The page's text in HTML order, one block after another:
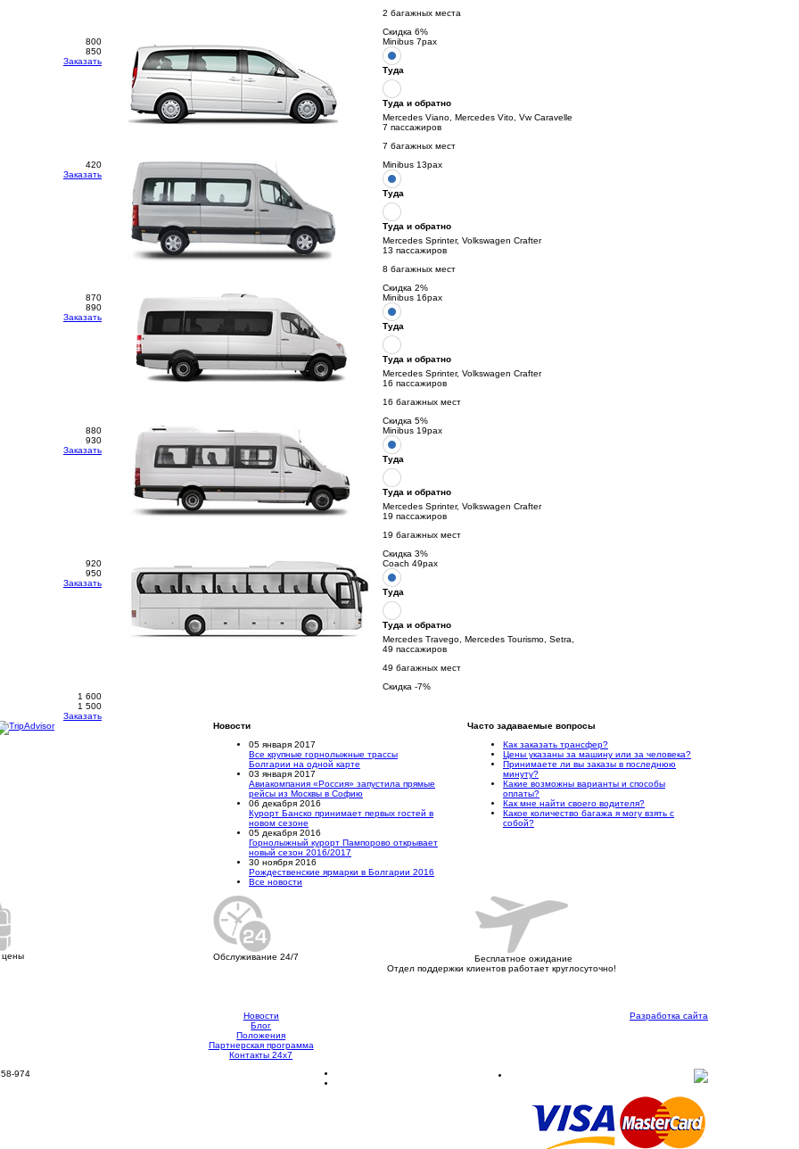
2 багажных места
Скидка 6%
800
850
Заказать
Minibus 7pax
Туда
Туда и обратно
Mercedes Viano, Mercedes Vito, Vw Caravelle
7 пассажиров
7 багажных мест
420
Заказать
Minibus 13pax
Туда
Туда и обратно
Mercedes Sprinter, Volkswagen Crafter
13 пассажиров
8 багажных мест
Скидка 2%
870
890
Заказать
Minibus 16pax
Туда
Туда и обратно
Mercedes Sprinter, Volkswagen Crafter
16 пассажиров
16 багажных мест
Скидка 5%
880
930
Заказать
Minibus 19pax
Туда
Туда и обратно
Mercedes Sprinter, Volkswagen Crafter
19 пассажиров
19 багажных мест
Скидка 3%
920
950
Заказать
Coach 49pax
Туда
Туда и обратно
Mercedes Travego, Mercedes Tourismo, Setra,
49 пассажиров
49 багажных мест
Скидка -7%
1 600
1 500
Заказать
Новости
05 января 2017
Все крупные горнолыжные трассы
Болгарии на одной карте
03 января 2017
Авиакомпания «Россия» запустила прямые
рейсы из Москвы в Софию
06 декабря 2016
Курорт Банско принимает первых гостей в
новом сезоне
05 декабря 2016
Горнолыжный курорт Пампорово открывает
новый сезон 2016/2017
30 ноября 2016
Рождественские ярмарки в Болгарии 2016
Все новости
Часто задаваемые вопросы
Как заказать трансфер?
Цены указаны за машину или за человека?
Принимаете ли вы заказы в последнюю
минуту?
Какие возможны варианты и способы
оплаты?
Как мне найти своего водителя?
Какое количество багажа я могу взять с
собой?
цены Обслуживание 24/7
Бесплатное ожидание
Отдел поддержки клиентов работает круглосуточно!
Новости
Блог
Положения
Партнерская программа
Контакты 24х7
Разработка сайта
974